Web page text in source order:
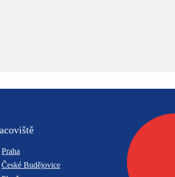
Praha
České Budějovice